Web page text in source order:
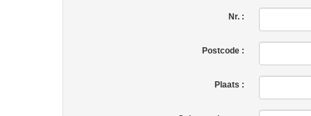
Nr. :
Postcode :
Plaats :